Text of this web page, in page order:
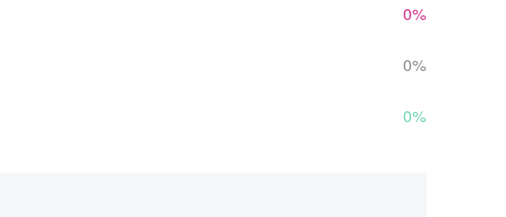
0%
0%
0%